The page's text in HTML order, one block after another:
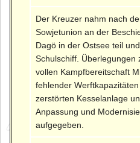
Der Kreuzer nahm nach
Sowjetunion an der
Dagö in der Ostsee teil
Schulschiff.
vollen Kampfbereitschaft
fehlender
zerstörten Kesselanlage
Anpassung und
aufgegeben.